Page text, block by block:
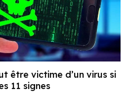
être victime d’un virus si
11 signes